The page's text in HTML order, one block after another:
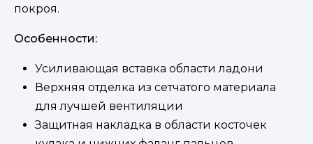
покроя.
Особенности:
Усиливающая вставка области ладони
Верхняя отделка из сетчатого материала
для лучшей вентиляции
Защитная накладка в области косточек